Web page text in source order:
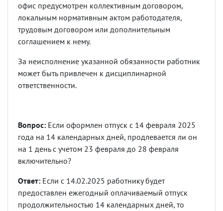
офис предусмотрен коллективным договором,
локальным нормативным актом работодателя,
трудовым договором или дополнительным
соглашением к нему.
За неисполнение указанной обязанности работник
может быть привлечен к дисциплинарной
ответственности.
Вопрос: Если оформлен отпуск с 14 февраля 2025
года на 14 календарных дней, продлевается ли он
на 1 день с учетом 23 февраля до 28 февраля
включительно?
Ответ: Если с 14.02.2025 работнику будет
предоставлен ежегодный оплачиваемый отпуск
продолжительностью 14 календарных дней, то